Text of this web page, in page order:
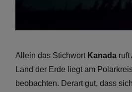
Allein das Stichwort Kanada ruft
Land der Erde liegt am
beobachten. Derart gut, dass